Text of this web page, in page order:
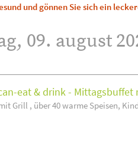
und gönnen Sie sich ein
09. august
eat & drink - Mittagsbuffet
Grill , über 40 warme Speisen,